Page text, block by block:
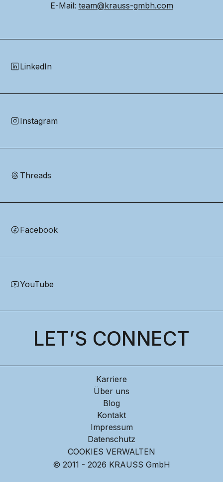
E-Mail: team@krauss-gmbh.com
LinkedIn
Instagram
Threads
Facebook
YouTube
LET’S CONNECT
Karriere
Über uns
Blog
Kontakt
Impressum
Datenschutz
COOKIES VERWALTEN
© 2011 - 2026 KRAUSS GmbH